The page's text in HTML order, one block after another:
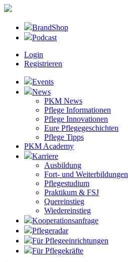
BrandShop
Podcast
Login
Registrieren
Events
News
PKM News
Pflege Informationen
Pflege Innovationen
Eure Pflegegeschichten
Pflege Tipps
PKM Academy
Karriere
Ausbildung
Fort- und Weiterbildungen
Pflegestudium
Praktikum & FSJ
Quereinstieg
Wiedereinstieg
Kooperationsanfrage
Pflegeradar
Für Pflegeeinrichtungen
Für Pflegekräfte